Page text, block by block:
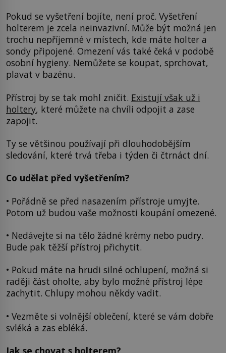
Pokud se vyšetření bojíte, není proč. Vyšetření
holterem je zcela neinvazivní. Může být možná jen
trochu nepříjemné v místech, kde máte holter a
sondy připojené. Omezení vás také čeká v podobě
osobní hygieny. Nemůžete se koupat, sprchovat,
plavat v bazénu.
Přístroj by se tak mohl zničit. Existují však už i
holtery, které můžete na chvíli odpojit a zase
zapojit.
Ty se většinou používají při dlouhodobějším
sledování, které trvá třeba i týden či čtrnáct dní.
Co udělat před vyšetřením?
• Pořádně se před nasazením přístroje umyjte.
Potom už budou vaše možnosti koupání omezené.
• Nedávejte si na tělo žádné krémy nebo pudry.
Bude pak těžší přístroj přichytit.
• Pokud máte na hrudi silné ochlupení, možná si
raději část oholte, aby bylo možné přístroj lépe
zachytit. Chlupy mohou někdy vadit.
• Vezměte si volnější oblečení, které se vám dobře
svléká a zas ebléká.